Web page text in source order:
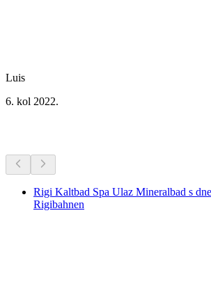
Luis
6. kol 2022.
Rigi Kaltbad Spa Ulaz Mineralbad s
Rigibahnen